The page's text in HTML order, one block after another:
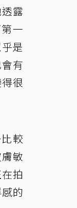
露
一
是
有
很
較
敏
拍
的